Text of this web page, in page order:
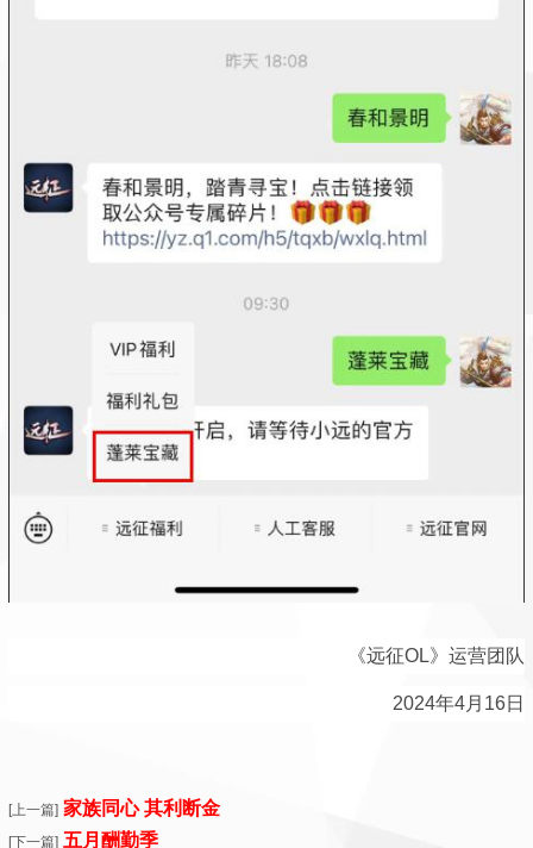
《远征OL》运营团队
2024年4月16日
[上一篇] 家族同心 其利断金
[下一篇] 五月酬勤季